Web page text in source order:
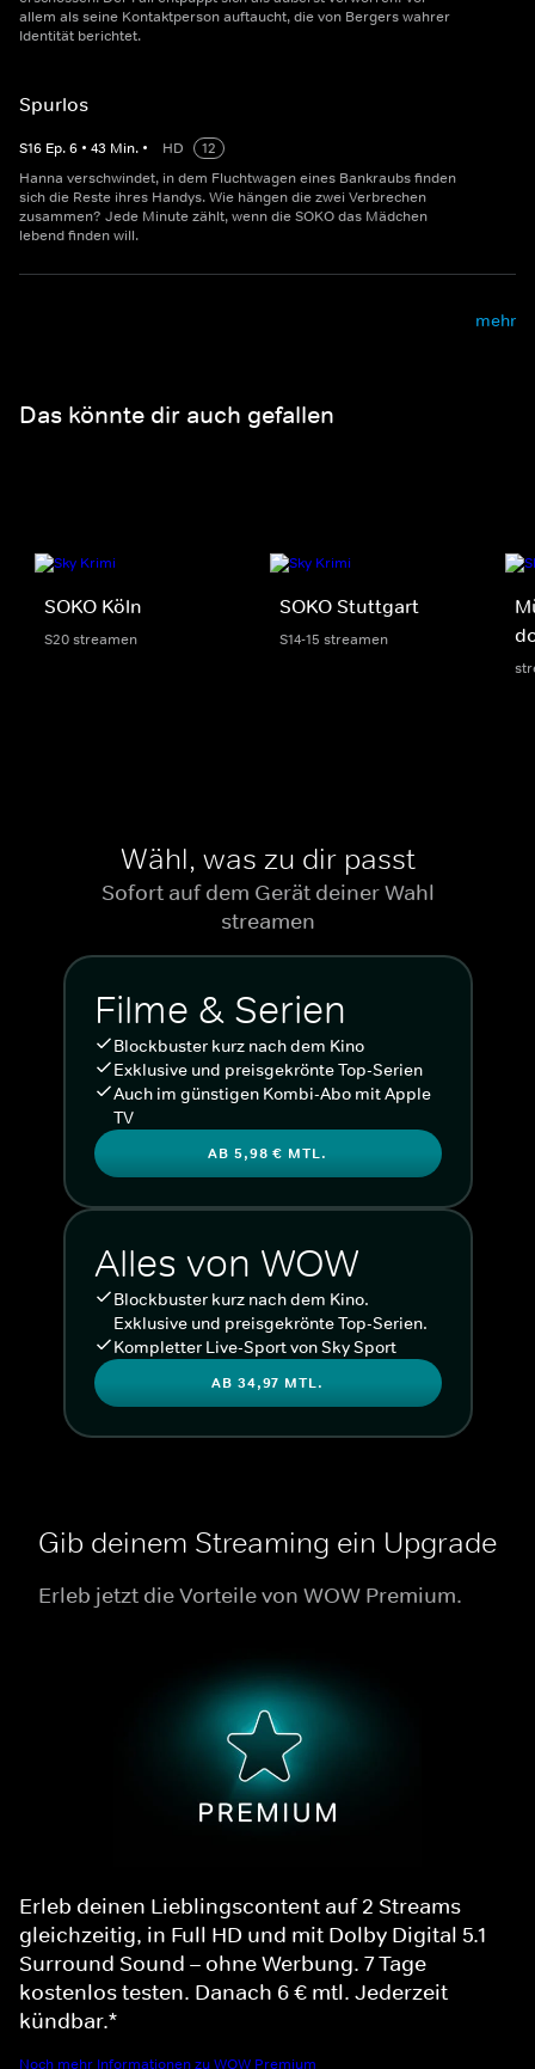
allem als seine Kontaktperson auftaucht, die von Bergers wahrer
Identität berichtet.
Spurlos
S16 Ep.6 • 43 Min. • HD
12
Hanna verschwindet, in dem Fluchtwagen eines Bankraubs finden
sich die Reste ihres Handys. Wie hängen die zwei Verbrechen
zusammen? Jede Minute zählt, wenn die SOKO das Mädchen
lebend finden will.
mehr
Das könnte dir auch gefallen
SOKO Köln
S20 streamen
SOKO Stuttgart
S14-15 streamen
Wähl, was zu dir passt
Sofort auf dem Gerät deiner Wahl
streamen
Filme & Serien
Blockbuster kurz nach dem Kino
Exklusive und preisgekrönte Top-Serien
Auch im günstigen Kombi-Abo mit Apple
TV
AB 5,98 € MTL.
Alles von WOW
Blockbuster kurz nach dem Kino.
Exklusive und preisgekrönte Top-Serien.
Kompletter Live-Sport von Sky Sport
AB 34,97 MTL.
Gib deinem Streaming ein Upgrade
Erleb jetzt die Vorteile von WOW Premium.
Erleb deinen Lieblingscontent auf 2 Streams
gleichzeitig, in Full HD und mit Dolby Digital 5.1
Surround Sound – ohne Werbung. 7 Tage
kostenlos testen. Danach 6 € mtl. Jederzeit
kündbar.*
Noch mehr Informationen zu WOW Premium